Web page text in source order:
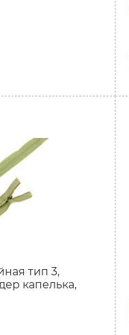
тип 3,
капелька,